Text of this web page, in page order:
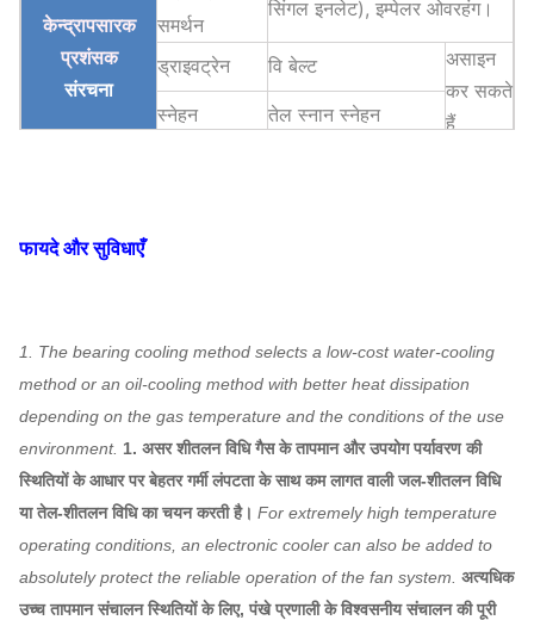
केन्द्रापसारक
प्रशंसक
संरचना
समर्थन
सिंगल इनलेट), इम्पेलर ओवरहंग।
ड्राइवट्रेन वि बेल्ट
असाइन
कर सकते
हैं
स्नेहन तेल स्नान स्नेहन
केन्द्रापसारक
प्रशंसक
प्रणाली
विन्यास
असाइन
कर सकते
हैं
प्ररित
करनेवाला
SS304, SS316,
HG785, DB685 ...
आवरण, वायु
प्रवेश शंकु,
एयर इनलेट
स्पंज
Q235, Q345,
SS304, SS316,
HG785, DB685 ...
45 # स्टील (उच्च शक्ति
फायदे और सुविधाएँ
1. The bearing cooling method selects a low-cost water-cooling
method or an oil-cooling method with better heat dissipation
depending on the gas temperature and the conditions of the use
environment. 1. असर शीतलन विधि गैस के तापमान और उपयोग पर्यावरण की
स्थितियों के आधार पर बेहतर गर्मी लंपटता के साथ कम लागत वाली जल-शीतलन विधि
या तेल-शीतलन विधि का चयन करती है। For extremely high temperature
operating conditions, an electronic cooler can also be added to
absolutely protect the reliable operation of the fan system. अत्यधिक
उच्च तापमान संचालन स्थितियों के लिए, पंखे प्रणाली के विश्वसनीय संचालन की पूरी